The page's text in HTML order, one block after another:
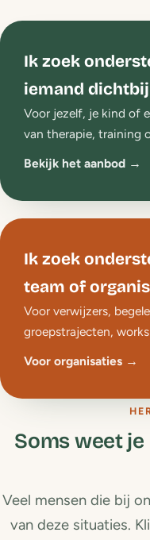
Ik zoek
iemand dichtbij
Voor jezelf, je kind of
van therapie, training
Bekijk het aanbod →
Ik zoek
team of
Voor verwijzers,
groepstrajecten,
Voor organisaties →
Soms weet
Veel mensen die bij
van deze situaties.